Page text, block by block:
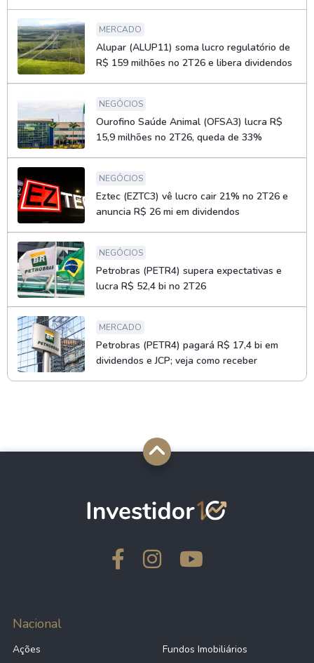
MERCADO
Alupar (ALUP11) soma lucro regulatório de
R$ 159 milhões no 2T26 e libera dividendos
NEGÓCIOS
Ourofino Saúde Animal (OFSA3) lucra R$
15,9 milhões no 2T26, queda de 33%
NEGÓCIOS
Eztec (EZTC3) vê lucro cair 21% no 2T26 e
anuncia R$ 26 mi em dividendos
NEGÓCIOS
Petrobras (PETR4) supera expectativas e
lucra R$ 52,4 bi no 2T26
MERCADO
Petrobras (PETR4) pagará R$ 17,4 bi em
dividendos e JCP; veja como receber
Nacional
Ações
Fundos Imobiliários